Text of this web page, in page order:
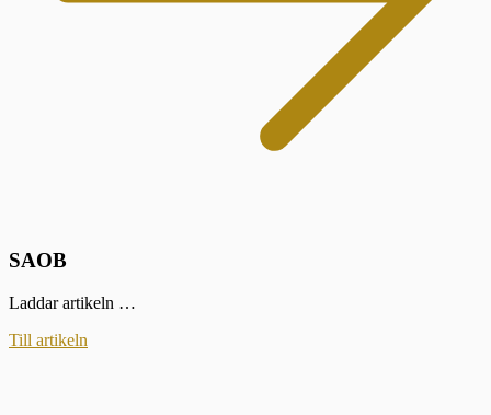
SAOB
Laddar artikeln …
Till artikeln